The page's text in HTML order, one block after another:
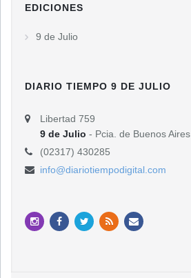
EDICIONES
9 de Julio
DIARIO TIEMPO 9 DE JULIO
Libertad 759
9 de Julio - Pcia. de Buenos Aires
(02317) 430285
info@diariotiempodigital.com